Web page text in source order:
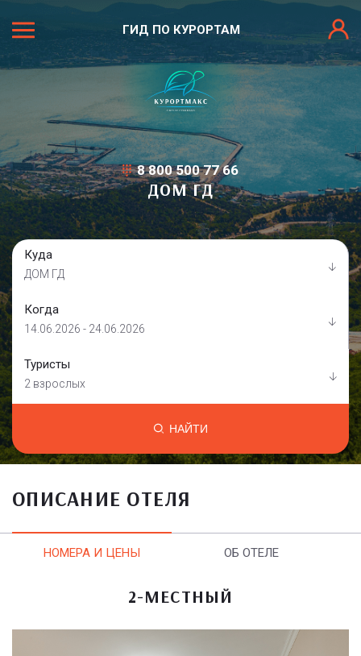
ГИД ПО КУРОРТАМ
8 800 500 77 66
ДОМ ГД
Куда
ДОМ ГД
Когда
14.06.2026 - 24.06.2026
Туристы
2 взрослых
НАЙТИ
ОПИСАНИЕ ОТЕЛЯ
НОМЕРА И ЦЕНЫ ОБ ОТЕЛЕ
2-МЕСТНЫЙ